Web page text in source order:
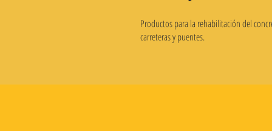
Productos para la rehabilitación del
carreteras y puentes.